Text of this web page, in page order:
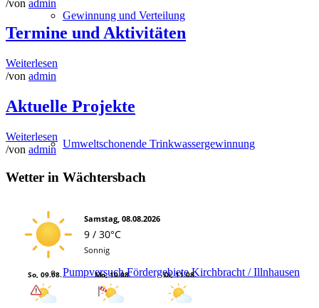
Gewinnung und Verteilung
Umweltschonende Trinkwassergewinnung
Pumpversuch Fördergebiete Kirchbracht / Illnhausen
/von admin
Termine und Aktivitäten
Weiterlesen
/von admin
Aktuelle Projekte
Weiterlesen
/von admin
Wetter in Wächtersbach
Samstag, 08.08.2026
9 / 30°C
Sonnig
So, 09.08. Mo, 10.08. Di, 11.08.